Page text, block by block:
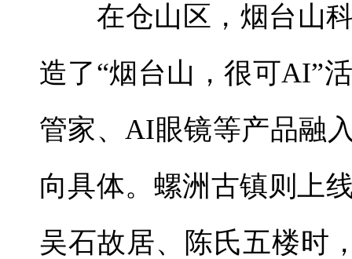
在仓山区，烟台山科
造了“烟台山，很可AI”
管家、AI眼镜等产品融
向具体。螺洲古镇则上
吴石故居、陈氏五楼时